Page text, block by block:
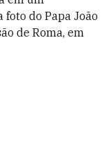
do Papa João
de Roma, em